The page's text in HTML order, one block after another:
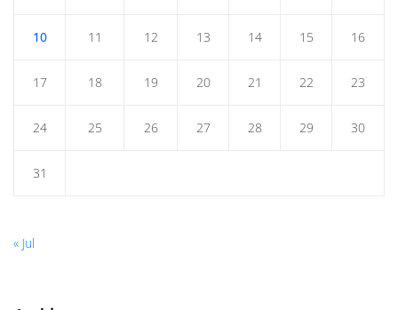
10 11 12 13 14 15 16
17 18 19 20 21 22 23
24 25 26 27 28 29 30
31
« Jul